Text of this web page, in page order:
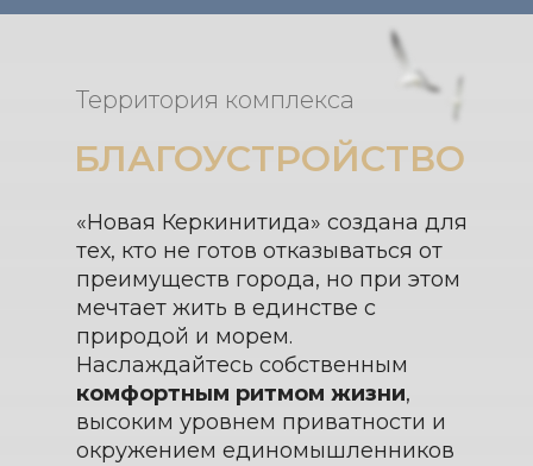
БЛАГОУСТРОЙСТВО
Территория комплекса
«Новая Керкинитида» создана для
тех, кто не готов отказываться от
преимуществ города, но при этом
мечтает жить в единстве с
природой и морем.
Наслаждайтесь собственным
комфортным ритмом жизни,
высоким уровнем приватности и
окружением единомышленников